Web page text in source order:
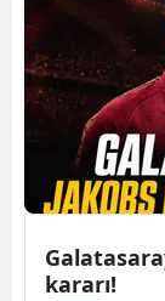
kararı!